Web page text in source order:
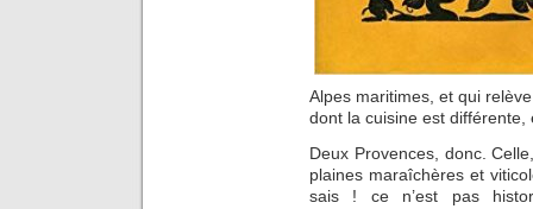
Alpes maritimes, et qui
dont la cuisine est différente,
Deux Provences, donc.
plaines maraîchères et
sais ! ce n’est pas